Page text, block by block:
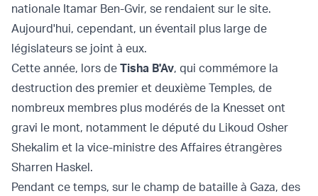
nationale Itamar Ben-Gvir, se rendaient sur le site.
Aujourd'hui, cependant, un éventail plus large de
législateurs se joint à eux.
Cette année, lors de Tisha B'Av, qui commémore la
destruction des premier et deuxième Temples, de
nombreux membres plus modérés de la Knesset ont
gravi le mont, notamment le député du Likoud Osher
Shekalim et la vice-ministre des Affaires étrangères
Sharren Haskel.
Pendant ce temps, sur le champ de bataille à Gaza, des